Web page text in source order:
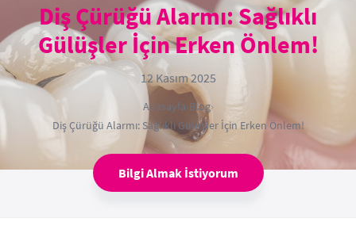
Diş Çürüğü Alarmı: Sağlıklı
Gülüşler İçin Erken Önlem!
12 Kasım 2025
Anasayfa›Blog›
Diş Çürüğü Alarmı: Sağlıklı Gülüşler İçin Erken Önlem!
Bilgi Almak İstiyorum